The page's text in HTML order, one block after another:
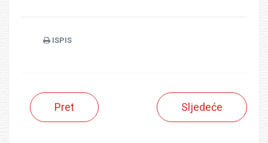
ISPIS
Pret Sljedeće